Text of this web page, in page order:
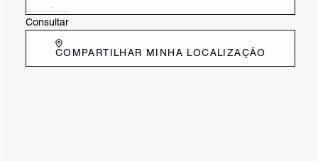
Consultar
COMPARTILHAR MINHA LOCALIZAÇÃO